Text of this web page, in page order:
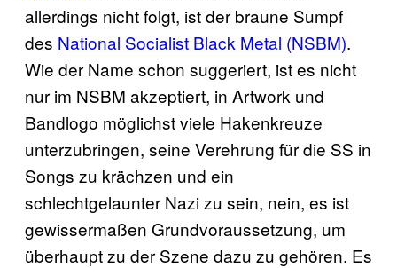
allerdings nicht folgt, ist der braune Sumpf
des National Socialist Black Metal (NSBM).
Wie der Name schon suggeriert, ist es nicht
nur im NSBM akzeptiert, in Artwork und
Bandlogo möglichst viele Hakenkreuze
unterzubringen, seine Verehrung für die SS in
Songs zu krächzen und ein
schlechtgelaunter Nazi zu sein, nein, es ist
gewissermaßen Grundvoraussetzung, um
überhaupt zu der Szene dazu zu gehören. Es